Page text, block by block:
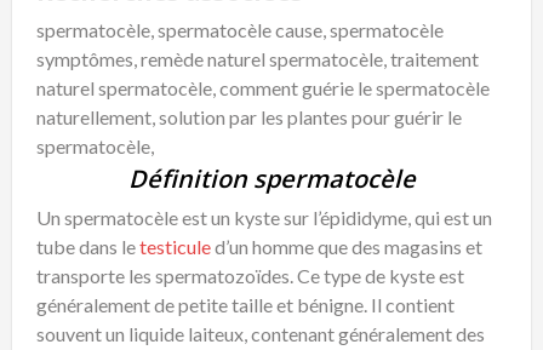
spermatocèle, spermatocèle cause, spermatocèle
symptômes, remède naturel spermatocèle, traitement
naturel spermatocèle, comment guérie le spermatocèle
naturellement, solution par les plantes pour guérir le
spermatocèle,
Définition spermatocèle
Un spermatocèle est un kyste sur l’épididyme, qui est un
tube dans letesticuled’un homme que des magasins et
transporte les spermatozoïdes. Ce type de kyste est
généralement de petite taille et bénigne. Il contient
souvent un liquide laiteux, contenant généralement des